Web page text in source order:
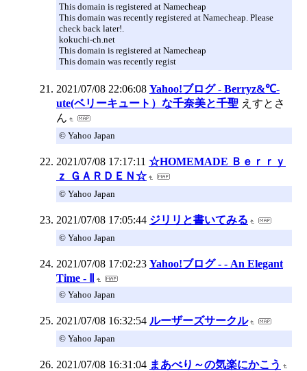
This domain is registered at Namecheap
This domain was recently registered at Namecheap. Please
check back later!.
kokuchi-ch.net
This domain is registered at Namecheap
This domain was recently regist
2021/07/08 22:06:08 Yahoo!ブログ - Berryz&℃-
ute(ベリーキュート）な千奈美と千聖 えすとさ
ん
© Yahoo Japan
2021/07/08 17:17:11 ☆HOMEMADE Ｂｅｒｒｙ
ｚ ＧＡＲＤＥＮ☆
© Yahoo Japan
2021/07/08 17:05:44 ジリリと書いてみる
© Yahoo Japan
2021/07/08 17:02:23 Yahoo!ブログ - - An Elegant
Time - Ⅱ
© Yahoo Japan
2021/07/08 16:32:54 ルーザーズサークル
© Yahoo Japan
2021/07/08 16:31:04 まあべり～の気楽にかこう